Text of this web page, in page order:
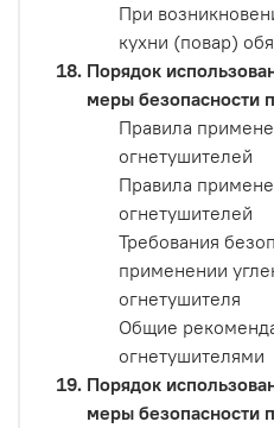
При
кухни (повар)
Порядок
меры безопасности
Правила
огнетушителей
Правила
огнетушителей
Требования
применении
огнетушителя
Общие
огнетушителями
Порядок
меры безопасности